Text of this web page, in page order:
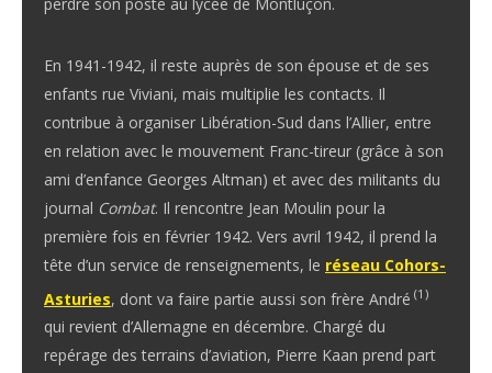
En 1941-1942, il reste auprès de son épouse et de ses
enfants rue Viviani, mais multiplie les contacts. Il
contribue à organiser Libération-Sud dans l’Allier, entre
en relation avec le mouvement Franc-tireur (grâce à son
ami d’enfance Georges Altman) et avec des militants du
journal Combat. Il rencontre Jean Moulin pour la
première fois en février 1942. Vers avril 1942, il prend la
tête d’un service de renseignements, le réseau Cohors-
Asturies, dont va faire partie aussi son frère André (1)
qui revient d’Allemagne en décembre. Chargé du
repérage des terrains d’aviation, Pierre Kaan prend part